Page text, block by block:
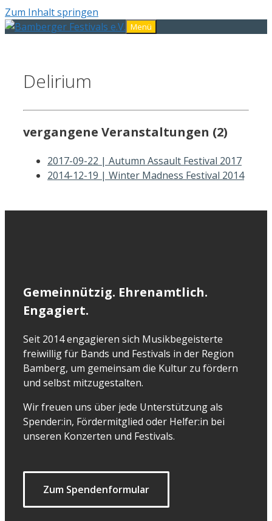
Zum Inhalt springen
Menü
Delirium
vergangene Veranstaltungen (2)
2017-09-22 | Autumn Assault Festival 2017
2014-12-19 | Winter Madness Festival 2014
Gemeinnützig. Ehrenamtlich.
Engagiert.
Seit 2014 engagieren sich Musikbegeisterte
freiwillig für Bands und Festivals in der Region
Bamberg, um gemeinsam die Kultur zu fördern
und selbst mitzugestalten.
Wir freuen uns über jede Unterstützung als
Spender:in, Fördermitglied oder Helfer:in bei
unseren Konzerten und Festivals.
Zum Spendenformular